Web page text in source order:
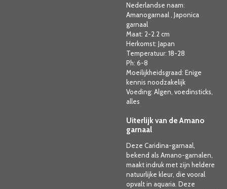
Nederlandse naam:
Amanogarnaal , Japonica
garnaal
Maat: 2-2.2 cm
Herkomst: Japan
Temperatuur: 18-28
Ph: 6-8
Moeilijkheidsgraad: Enige
kennis noodzakelijk
Voeding: Algen, voedinsticks,
alles
Uiterlijk van de Amano
garnaal
Deze Caridina-garnaal,
bekend als Amano-garnalen,
maakt indruk met zijn heldere
natuurlijke kleur, die vooral
opvalt in aquaria. Deze